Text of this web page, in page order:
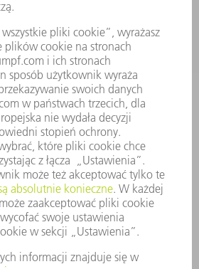
DZIAŁALNOŚCI Z REGULACJAMI